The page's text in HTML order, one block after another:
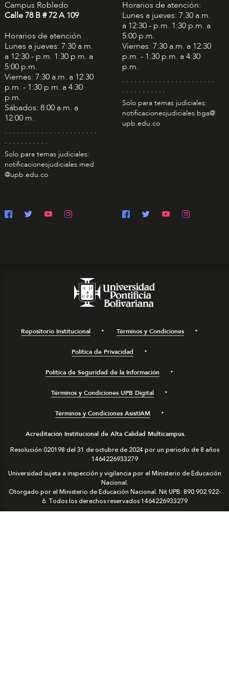
Campus Robledo
Calle 78 B # 72 A 109
Horarios de atención
Lunes a jueves: 7:30 a.m.
a 12:30 - p.m. 1:30 p.m. a
5:00 p.m.
Viernes: 7:30 a.m. a 12:30
p.m. - 1:30 p.m. a 4:30
p.m.
Sábados: 8:00 a.m. a
12:00 m.
. . . . . . . . . . . . . . . . . . . . . . .
. . . . . . . . . . .
Solo para temas judiciales:
notificacionesjudiciales.med
@upb.edu.co
Horarios de atención:
Lunes a jueves: 7:30 a.m.
a 12:30 - p.m. 1:30 p.m. a
5:00 p.m.
Viernes: 7:30 a.m. a 12:30
p.m. - 1:30 p.m. a 4:30
p.m.
. . . . . . . . . . . . . . . . . . . . . . .
. . . . . . . . . . .
Solo para temas judiciales:
notificacionesjudiciales.bga@
upb.edu.co
Repositorio Institucional Términos y Condiciones
Política de Privacidad
Política de Seguridad de la Información
Términos y Condiciones UPB Digital
Términos y Condiciones AsistIAM
Acreditación Institucional de Alta Calidad Multicampus.
Resolución 020198 del 31 de octubre de 2024 por un periodo de 8 años
1464226933279
Universidad sujeta a inspección y vigilancia por el Ministerio de Educación
Nacional.
Otorgado por el Ministerio de Educación Nacional. Nit UPB: 890.902.922-
6. Todos los derechos reservados1464226933279